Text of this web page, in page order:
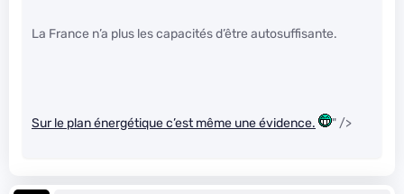
La France n’a plus les capacités d’être autosuffisante.
Sur le plan énergétique c’est même une évidence. " />